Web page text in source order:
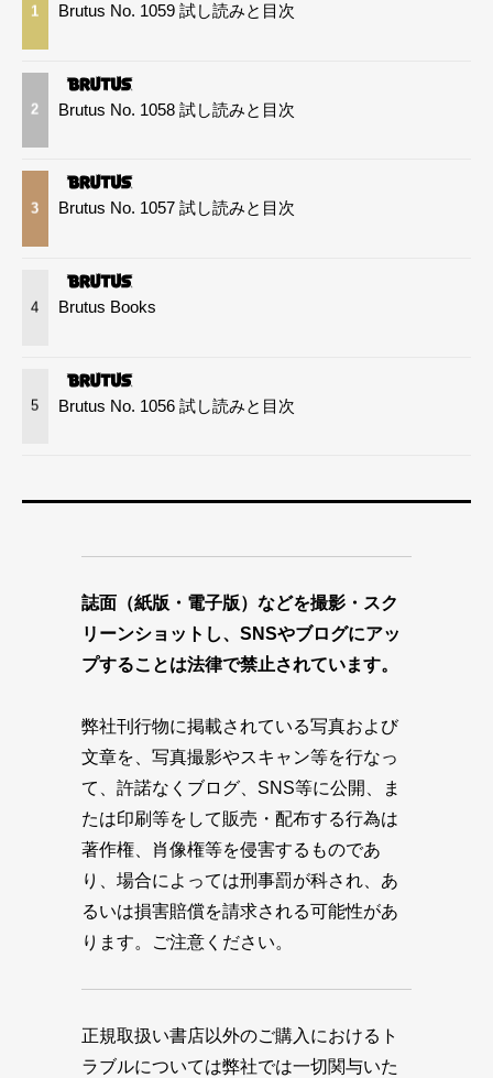
1 Brutus No. 1059 試し読みと目次
2 Brutus No. 1058 試し読みと目次
3 Brutus No. 1057 試し読みと目次
4 Brutus Books
5 Brutus No. 1056 試し読みと目次
誌面（紙版・電子版）などを撮影・スク
リーンショットし、SNSやブログにアッ
プすることは法律で禁止されています。
弊社刊行物に掲載されている写真および
文章を、写真撮影やスキャン等を行なっ
て、許諾なくブログ、SNS等に公開、ま
たは印刷等をして販売・配布する行為は
著作権、肖像権等を侵害するものであ
り、場合によっては刑事罰が科され、あ
るいは損害賠償を請求される可能性があ
ります。ご注意ください。
正規取扱い書店以外のご購入におけるト
ラブルについては弊社では一切関与いた